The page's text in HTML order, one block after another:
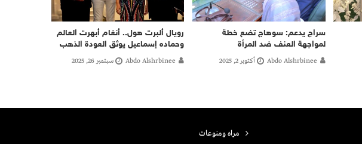
سراج يدعم: سوهاج تضع خطة
لمواجهة العنف ضد المرأة
Abdo Alshrbinee أكتوبر 2, 2025
رويال ألبرت هول.. أنغام أبهرت العالم
وحماده إسماعيل يوثق العودة الذهب
Abdo Alshrbinee سبتمبر 26, 2025
مراه ومنوعات